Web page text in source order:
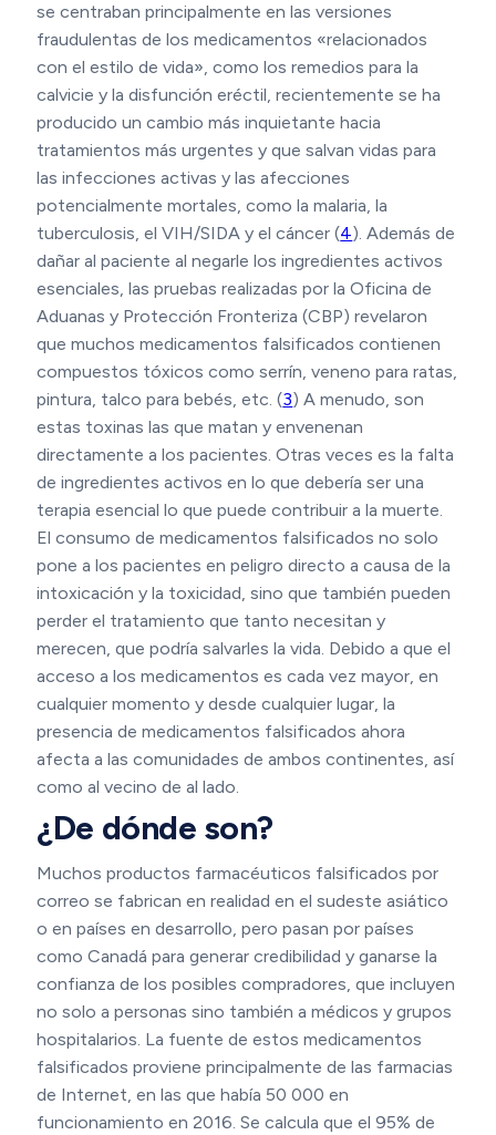
se centraban principalmente en las versiones
fraudulentas de los medicamentos «relacionados
con el estilo de vida», como los remedios para la
calvicie y la disfunción eréctil, recientemente se ha
producido un cambio más inquietante hacia
tratamientos más urgentes y que salvan vidas para
las infecciones activas y las afecciones
potencialmente mortales, como la malaria, la
tuberculosis, el VIH/SIDA y el cáncer (4). Además de
dañar al paciente al negarle los ingredientes activos
esenciales, las pruebas realizadas por la Oficina de
Aduanas y Protección Fronteriza (CBP) revelaron
que muchos medicamentos falsificados contienen
compuestos tóxicos como serrín, veneno para ratas,
pintura, talco para bebés, etc. (3) A menudo, son
estas toxinas las que matan y envenenan
directamente a los pacientes. Otras veces es la falta
de ingredientes activos en lo que debería ser una
terapia esencial lo que puede contribuir a la muerte.
El consumo de medicamentos falsificados no solo
pone a los pacientes en peligro directo a causa de la
intoxicación y la toxicidad, sino que también pueden
perder el tratamiento que tanto necesitan y
merecen, que podría salvarles la vida. Debido a que el
acceso a los medicamentos es cada vez mayor, en
cualquier momento y desde cualquier lugar, la
presencia de medicamentos falsificados ahora
afecta a las comunidades de ambos continentes, así
como al vecino de al lado.
¿De dónde son?
Muchos productos farmacéuticos falsificados por
correo se fabrican en realidad en el sudeste asiático
o en países en desarrollo, pero pasan por países
como Canadá para generar credibilidad y ganarse la
confianza de los posibles compradores, que incluyen
no solo a personas sino también a médicos y grupos
hospitalarios. La fuente de estos medicamentos
falsificados proviene principalmente de las farmacias
de Internet, en las que había 50 000 en
funcionamiento en 2016. Se calcula que el 95% de